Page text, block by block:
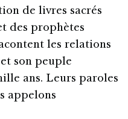
de livres sacrés
des prophètes
les relations
son peuple
ans. Leurs paroles
appelons